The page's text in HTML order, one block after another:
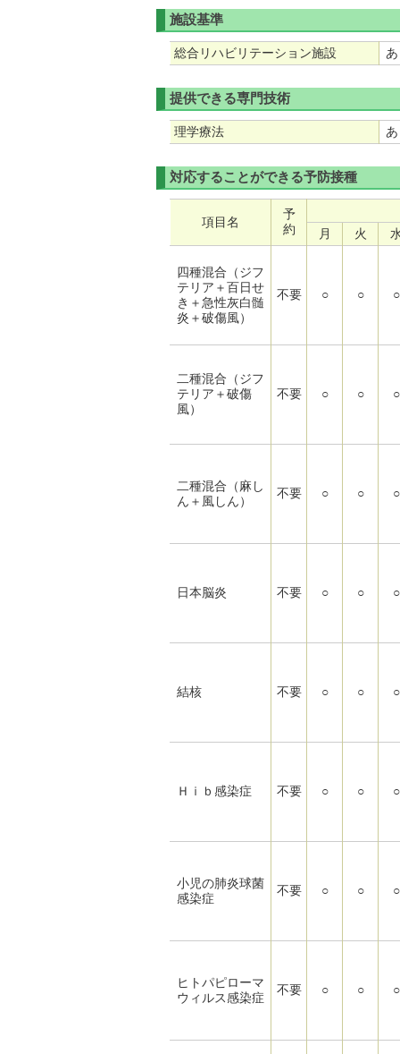
施設基準
総合リハビリテーション施設
提供できる専門技術
理学療法
対応することができる予防接種
項目名
予
約
月
火
四種混合（ジフ
テリア＋百日せ
き＋急性灰白髄
炎＋破傷風）
不要 ○ ○ ○
二種混合（ジフ
テリア＋破傷
風）
不要 ○ ○ ○
二種混合（麻し
ん＋風しん）
不要 ○ ○ ○
日本脳炎 不要 ○ ○ ○
結核 不要 ○ ○ ○
Ｈｉｂ感染症 不要 ○ ○ ○
小児の肺炎球菌
感染症
不要 ○ ○ ○
ヒトパピローマ
ウィルス感染症
不要 ○ ○ ○